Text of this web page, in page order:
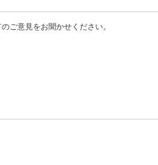
ご意見をお聞かせください。